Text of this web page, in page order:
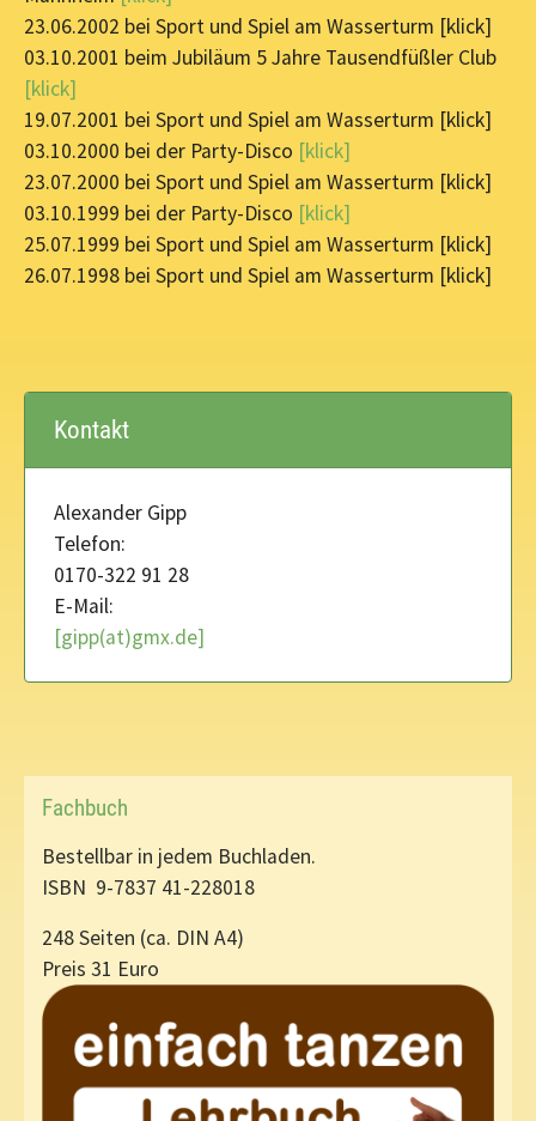
23.06.2002 bei Sport und Spiel am Wasserturm [klick]
03.10.2001 beim Jubiläum 5 Jahre Tausendfüßler Club
[klick]
19.07.2001 bei Sport und Spiel am Wasserturm [klick]
03.10.2000 bei der Party-Disco [klick]
23.07.2000 bei Sport und Spiel am Wasserturm [klick]
03.10.1999 bei der Party-Disco [klick]
25.07.1999 bei Sport und Spiel am Wasserturm [klick]
26.07.1998 bei Sport und Spiel am Wasserturm [klick]
Kontakt
Alexander Gipp
Telefon:
0170-322 91 28
E-Mail:
[gipp(at)gmx.de]
Fachbuch
Bestellbar in jedem Buchladen.
ISBN 9-7837 41-228018
248 Seiten (ca. DIN A4)
Preis 31 Euro